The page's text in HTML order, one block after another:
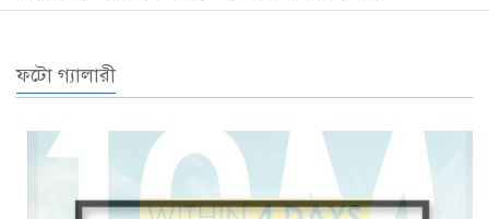
ফটো গ্যালারী